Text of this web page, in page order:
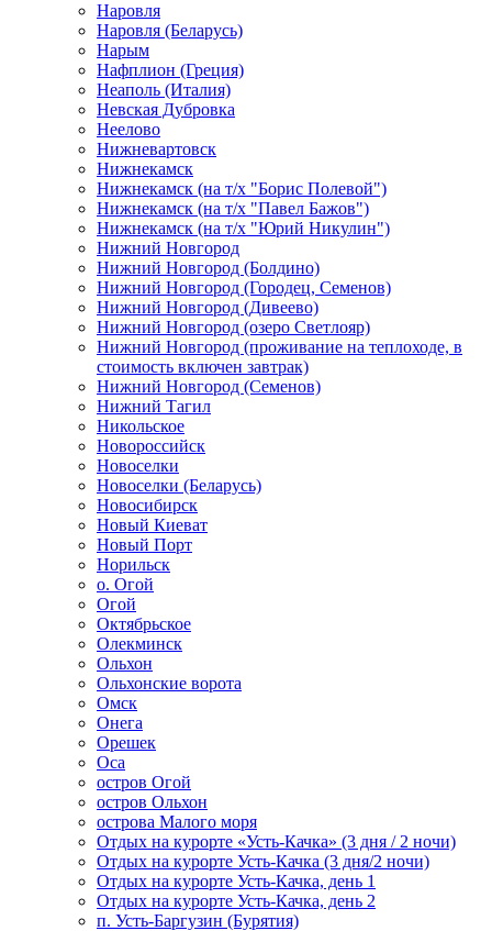
Наровля
Наровля (Беларусь)
Нарым
Нафплион (Греция)
Неаполь (Италия)
Невская Дубровка
Неелово
Нижневартовск
Нижнекамск
Нижнекамск (на т/х "Борис Полевой")
Нижнекамск (на т/х "Павел Бажов")
Нижнекамск (на т/х "Юрий Никулин")
Нижний Новгород
Нижний Новгород (Болдино)
Нижний Новгород (Городец, Семенов)
Нижний Новгород (Дивеево)
Нижний Новгород (озеро Светлояр)
Нижний Новгород (проживание на теплоходе, в
стоимость включен завтрак)
Нижний Новгород (Семенов)
Нижний Тагил
Никольское
Новороссийск
Новоселки
Новоселки (Беларусь)
Новосибирск
Новый Киеват
Новый Порт
Норильск
о. Огой
Огой
Октябрьское
Олекминск
Ольхон
Ольхонские ворота
Омск
Онега
Орешек
Оса
остров Огой
остров Ольхон
острова Малого моря
Отдых на курорте «Усть-Качка» (3 дня / 2 ночи)
Отдых на курорте Усть-Качка (3 дня/2 ночи)
Отдых на курорте Усть-Качка, день 1
Отдых на курорте Усть-Качка, день 2
п. Усть-Баргузин (Бурятия)